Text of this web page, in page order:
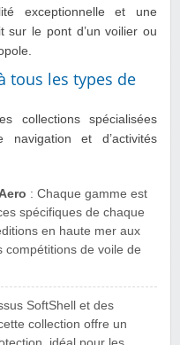
exceptionnelle et une
sur le pont d’un voilier ou
tous les types de
collections spécialisées
et d’activités
: Chaque gamme est
spécifiques de chaque
en haute mer aux
compétitions de voile de
SoftShell et des
collection offre un